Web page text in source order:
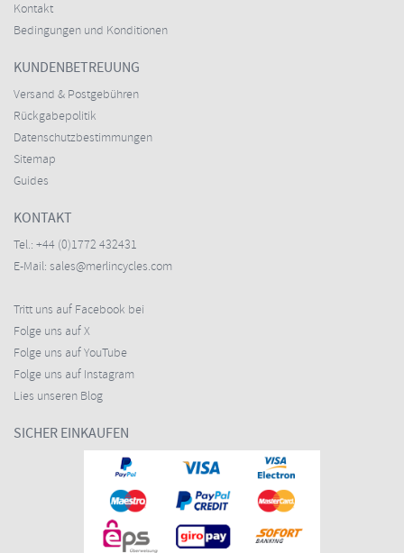
Kontakt
Bedingungen und Konditionen
KUNDENBETREUUNG
Versand & Postgebühren
Rückgabepolitik
Datenschutzbestimmungen
Sitemap
Guides
KONTAKT
Tel.: +44 (0)1772 432431
E-Mail: sales@merlincycles.com
Tritt uns auf Facebook bei
Folge uns auf X
Folge uns auf YouTube
Folge uns auf Instagram
Lies unseren Blog
SICHER EINKAUFEN